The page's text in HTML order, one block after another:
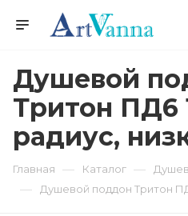
Душевой
Тритон ПД6
радиус,
Главная — Каталог —
— Душевой поддон Тритон